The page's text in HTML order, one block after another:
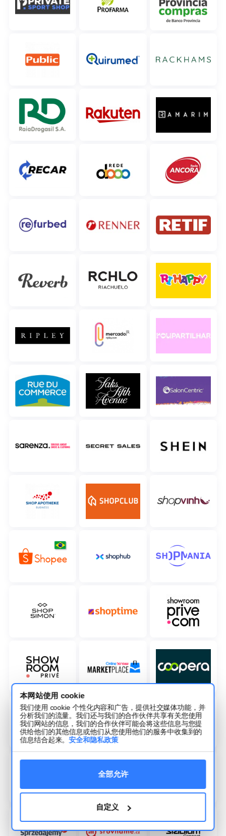
本网站使用 cookie
我们使用 cookie 个性化内容和广告，提供社交媒体功能，并
分析我们的流量。我们还与我们的合作伙伴共享有关您使用
我们网站的信息，我们的合作伙伴可能会将这些信息与您提
供给他们的其他信息或他们从您使用他们的服务中收集到的
信息结合起来。安全和隐私政策
全部允许
自定义